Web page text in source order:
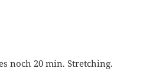
noch 20 min. Stretching.